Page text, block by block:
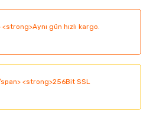
teşekkür ederiz.
bozuk veya görüntülenemiyor.
eksik bilgiler bulunuyor.